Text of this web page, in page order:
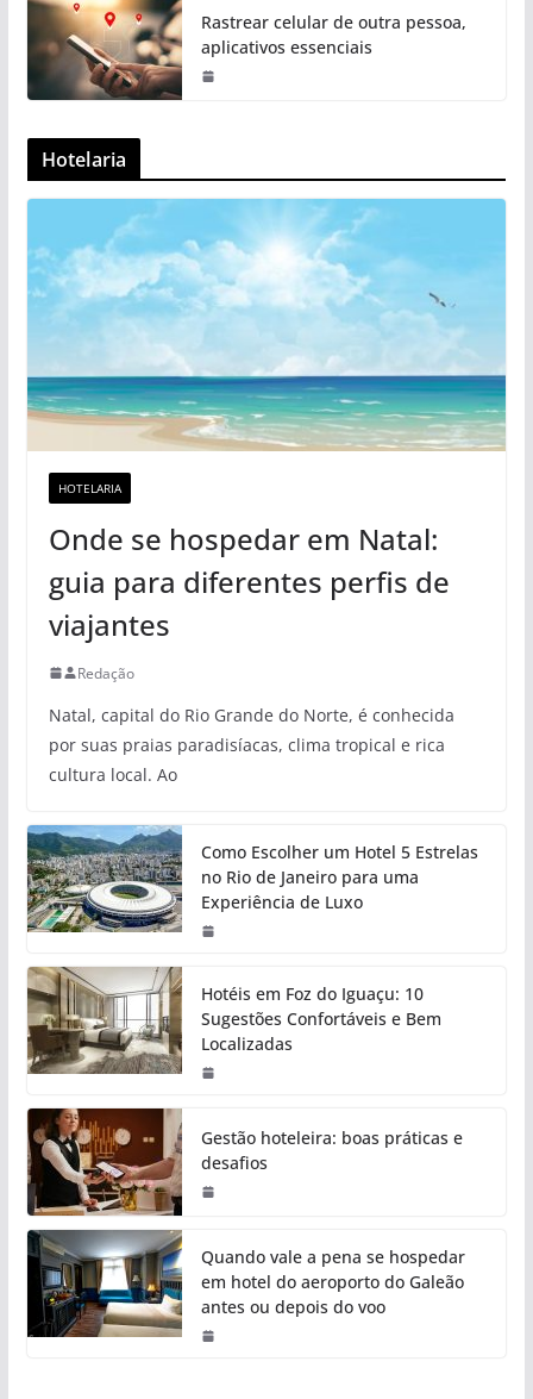
Rastrear celular de outra pessoa,
aplicativos essenciais
Hotelaria
HOTELARIA
Onde se hospedar em Natal:
guia para diferentes perfis de
viajantes
Redação
Natal, capital do Rio Grande do Norte, é conhecida
por suas praias paradisíacas, clima tropical e rica
cultura local. Ao
Como Escolher um Hotel 5 Estrelas
no Rio de Janeiro para uma
Experiência de Luxo
Hotéis em Foz do Iguaçu: 10
Sugestões Confortáveis e Bem
Localizadas
Gestão hoteleira: boas práticas e
desafios
Quando vale a pena se hospedar
em hotel do aeroporto do Galeão
antes ou depois do voo